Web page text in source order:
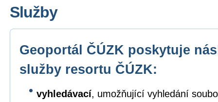
Služby
Geoportál ČÚZK poskytuje
služby resortu ČÚZK:
vyhledávací, umožňující vyhledání